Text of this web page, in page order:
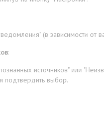
(в зависимости от
:
источников" или
подтвердить выбор.